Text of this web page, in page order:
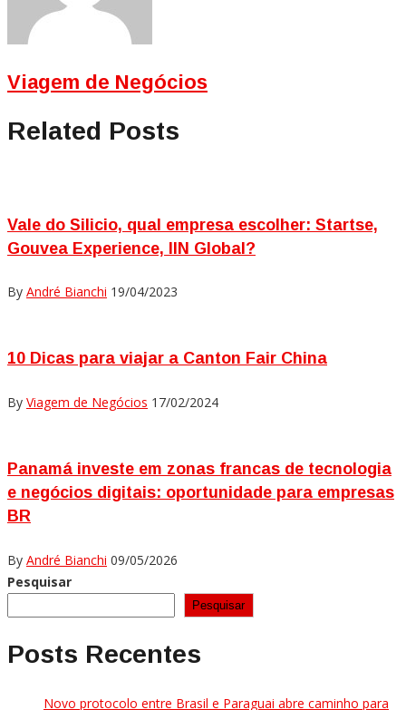
Viagem de Negócios
Related Posts
Vale do Silicio, qual empresa escolher: Startse,
Gouvea Experience, IIN Global?
By André Bianchi 19/04/2023
10 Dicas para viajar a Canton Fair China
By Viagem de Negócios 17/02/2024
Panamá investe em zonas francas de tecnologia
e negócios digitais: oportunidade para empresas
BR
By André Bianchi 09/05/2026
Pesquisar
Pesquisar
Posts Recentes
Novo protocolo entre Brasil e Paraguai abre caminho para